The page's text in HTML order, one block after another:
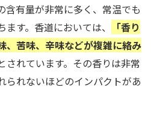
含有量が非常に多く、常温でも
す。香道においては、
「香り
、苦味、辛味などが複雑に絡み
されています。その香りは非常
られないほどのインパクトがあ